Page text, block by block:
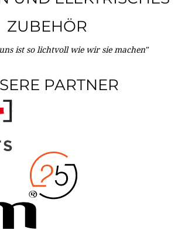
ZUBEHÖR
ist so lichtvoll wie wir sie machen"
PARTNER